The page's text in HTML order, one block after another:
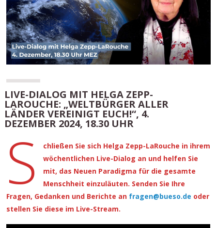
LIVE-DIALOG MIT HELGA ZEPP-
LAROUCHE: „WELTBÜRGER ALLER
LÄNDER VEREINIGT EUCH!“, 4.
DEZEMBER 2024, 18.30 UHR
S
chließen Sie sich Helga Zepp-LaRouche in ihrem
wöchentlichen Live-Dialog an und helfen Sie
mit, das Neuen Paradigma für die gesamte
Menschheit einzuläuten. Senden Sie Ihre
Fragen, Gedanken und Berichte an fragen@bueso.de oder
stellen Sie diese im Live-Stream.